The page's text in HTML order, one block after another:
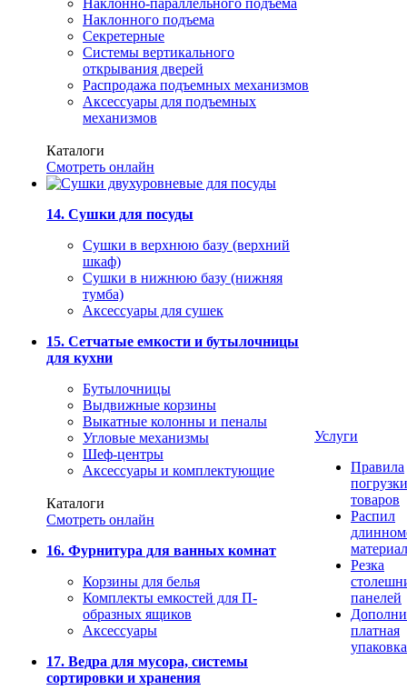
Наклонно-параллельного подъема
Наклонного подъема
Секретерные
Системы вертикального
открывания дверей
Распродажа подъемных механизмов
Аксессуары для подъемных
механизмов
Каталоги
Смотреть онлайн
14. Сушки для посуды
Сушки в верхнюю базу (верхний
шкаф)
Сушки в нижнюю базу (нижняя
тумба)
Аксессуары для сушек
15. Сетчатые емкости и бутылочницы
для кухни
Бутылочницы
Выдвижные корзины
Выкатные колонны и пеналы
Угловые механизмы
Шеф-центры
Аксессуары и комплектующие
Каталоги
Смотреть онлайн
16. Фурнитура для ванных комнат
Корзины для белья
Комплекты емкостей для П-
образных ящиков
Аксессуары
17. Ведра для мусора, системы
сортировки и хранения
Услуги
Правила
погрузки
товаров
Распил
Резка
панелей
платная
упаковка